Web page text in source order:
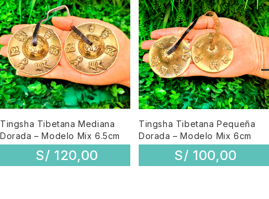
Tingsha Tibetana Mediana
Dorada – Modelo Mix 6.5cm
S/ 120,00
Tingsha Tibetana Pequeña
Dorada – Modelo Mix 6cm
S/ 100,00